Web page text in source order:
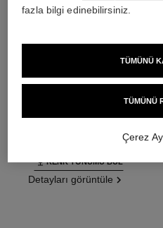
Ultrawear – All-day Comfort –
Flawless Finish Foundation
35 seçeneği ton
RENK TONUMU BUL
Detayları görüntüle
fazla bilgi edinebilirsiniz.
TÜMÜNÜ
TÜMÜNÜ
Çerez